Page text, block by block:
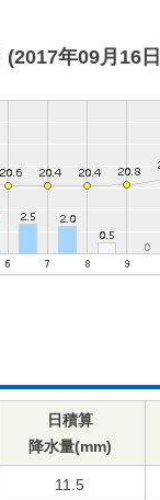
(2017年09月16
日積算
降水量(mm)
11.5